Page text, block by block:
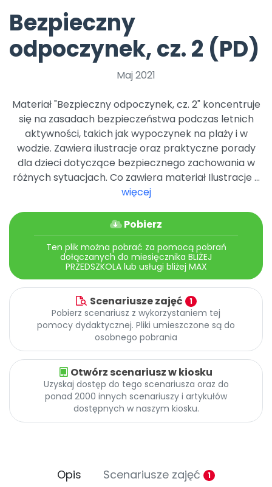
Pomoc
Bezpieczny
odpoczynek, cz. 2 (PD)
Maj 2021
Materiał "Bezpieczny odpoczynek, cz. 2" koncentruje
się na zasadach bezpieczeństwa podczas letnich
aktywności, takich jak wypoczynek na plaży i w
wodzie. Zawiera ilustracje oraz praktyczne porady
dla dzieci dotyczące bezpiecznego zachowania w
różnych sytuacjach. Co zawiera materiał Ilustracje ...
więcej
Pobierz
Ten plik można pobrać za pomocą pobrań
dołączanych do miesięcznika BLIŻEJ
PRZEDSZKOLA lub usługi bliżej MAX
Scenariusze zajęć 1
Pobierz scenariusz z wykorzystaniem tej
pomocy dydaktycznej. Pliki umieszczone są do
osobnego pobrania
Otwórz scenariusz w kiosku
Uzyskaj dostęp do tego scenariusza oraz do
ponad 2000 innych scenariuszy i artykułów
dostępnych w naszym kiosku.
Opis Scenariusze zajęć 1